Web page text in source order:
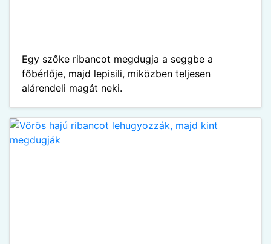
Egy szőke ribancot megdugja a seggbe a
főbérlője, majd lepisili, miközben teljesen
alárendeli magát neki.